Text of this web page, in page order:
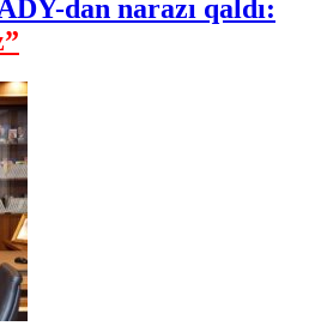
dan narazı qaldı: